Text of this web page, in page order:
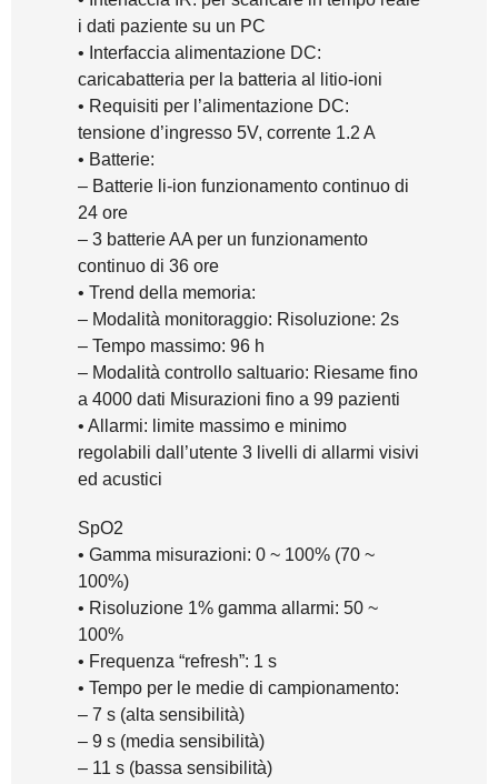
i dati paziente su un PC
• Interfaccia alimentazione DC:
caricabatteria per la batteria al litio-ioni
• Requisiti per l’alimentazione DC:
tensione d’ingresso 5V, corrente 1.2 A
• Batterie:
– Batterie li-ion funzionamento continuo di
24 ore
– 3 batterie AA per un funzionamento
continuo di 36 ore
• Trend della memoria:
– Modalità monitoraggio: Risoluzione: 2s
– Tempo massimo: 96 h
– Modalità controllo saltuario: Riesame fino
a 4000 dati Misurazioni fino a 99 pazienti
• Allarmi: limite massimo e minimo
regolabili dall’utente 3 livelli di allarmi visivi
ed acustici
SpO2
• Gamma misurazioni: 0 ~ 100% (70 ~
100%)
• Risoluzione 1% gamma allarmi: 50 ~
100%
• Frequenza “refresh”: 1 s
• Tempo per le medie di campionamento:
– 7 s (alta sensibilità)
– 9 s (media sensibilità)
– 11 s (bassa sensibilità)